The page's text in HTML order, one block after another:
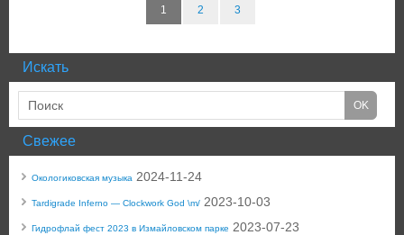
1 2 3
Искать
Свежее
Окологиковская музыка 2024-11-24
Tardigrade Inferno — Clockwork God \m/ 2023-10-03
Гидрофлай фест 2023 в Измайловском парке 2023-07-23